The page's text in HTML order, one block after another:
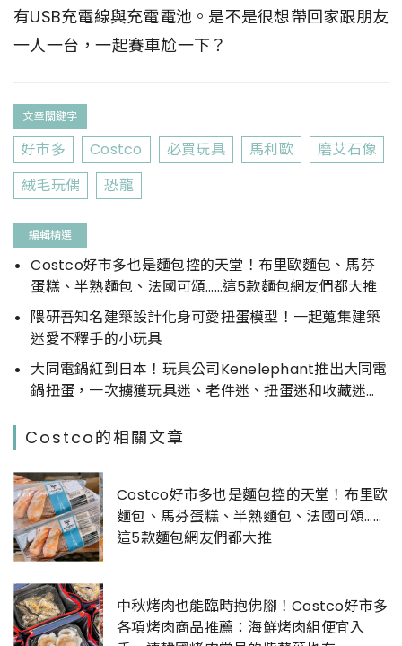
有USB充電線與充電電池。是不是很想帶回家跟朋友
一人一台，一起賽車尬一下？
文章關鍵字
好市多 Costco 必買玩具 馬利歐
磨艾石像
絨毛玩偶
恐龍
編輯精選
Costco好市多也是麵包控的天堂！布里歐麵包、馬芬
蛋糕、半熟麵包、法國可頌……這5款麵包網友們都大推
隈研吾知名建築設計化身可愛扭蛋模型！一起蒐集建築
迷愛不釋手的小玩具
大同電鍋紅到日本！玩具公司Kenelephant推出大同電
鍋扭蛋，一次擄獲玩具迷、老件迷、扭蛋迷和收藏迷的
Costco的相關文章
Costco好市多也是麵包控的天堂！布里歐
麵包、馬芬蛋糕、半熟麵包、法國可頌……
這5款麵包網友們都大推
中秋烤肉也能臨時抱佛腳！Costco好市多
各項烤肉商品推薦：海鮮烤肉組便宜入